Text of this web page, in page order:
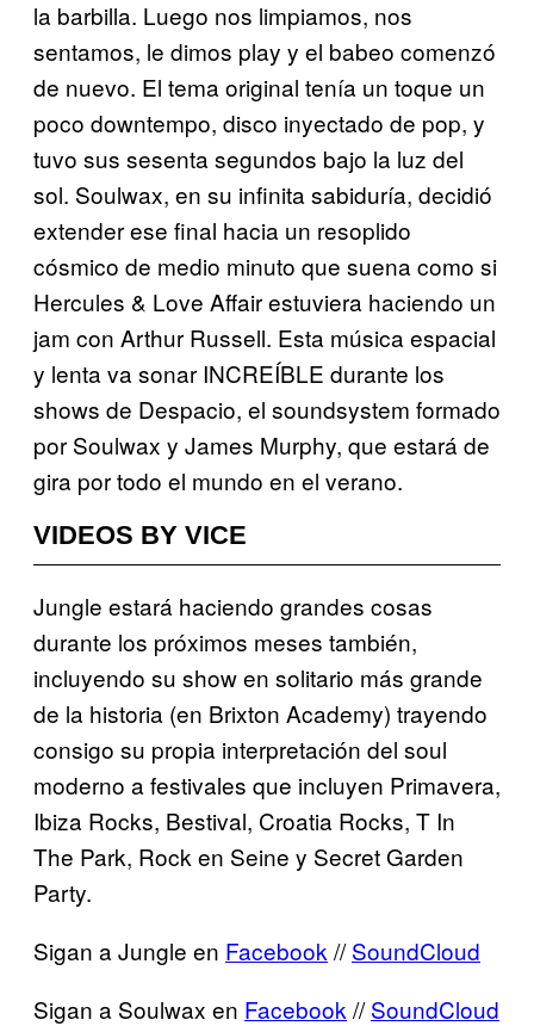
la barbilla. Luego nos limpiamos, nos
sentamos, le dimos play y el babeo comenzó
de nuevo. El tema original tenía un toque un
poco downtempo, disco inyectado de pop, y
tuvo sus sesenta segundos bajo la luz del
sol. Soulwax, en su infinita sabiduría, decidió
extender ese final hacia un resoplido
cósmico de medio minuto que suena como si
Hercules & Love Affair estuviera haciendo un
jam con Arthur Russell. Esta música espacial
y lenta va sonar INCREÍBLE durante los
shows de Despacio, el soundsystem formado
por Soulwax y James Murphy, que estará de
gira por todo el mundo en el verano.
VIDEOS BY VICE
Jungle estará haciendo grandes cosas
durante los próximos meses también,
incluyendo su show en solitario más grande
de la historia (en Brixton Academy) trayendo
consigo su propia interpretación del soul
moderno a festivales que incluyen Primavera,
Ibiza Rocks, Bestival, Croatia Rocks, T In
The Park, Rock en Seine y Secret Garden
Party.
Sigan a Jungle en Facebook //SoundCloud
Sigan a Soulwax en Facebook //SoundCloud